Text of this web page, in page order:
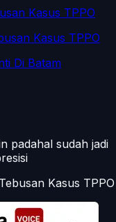
Kasus TPPO
Kasus TPPO
Di Batam
padahal sudah jadi
Kasus TPPO